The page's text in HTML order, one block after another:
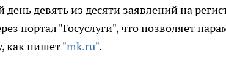
девять из десяти заявлений на
портал "Госуслуги", что позволяет
как пишет"mk.ru".